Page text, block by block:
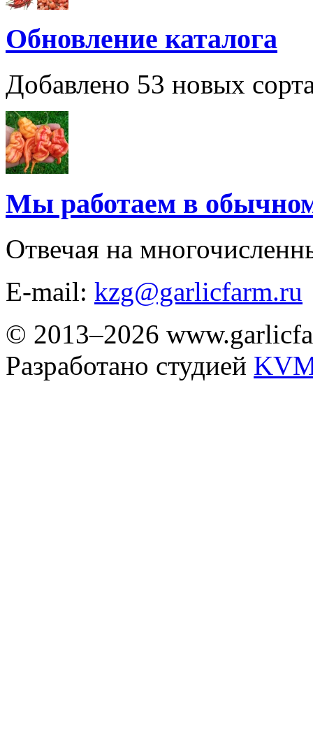
Обновление каталога
Добавлено 53 новых
Мы работаем в
Отвечая на
E-mail: kzg@garlicfarm.ru
© 2013–2026
Разработано студией